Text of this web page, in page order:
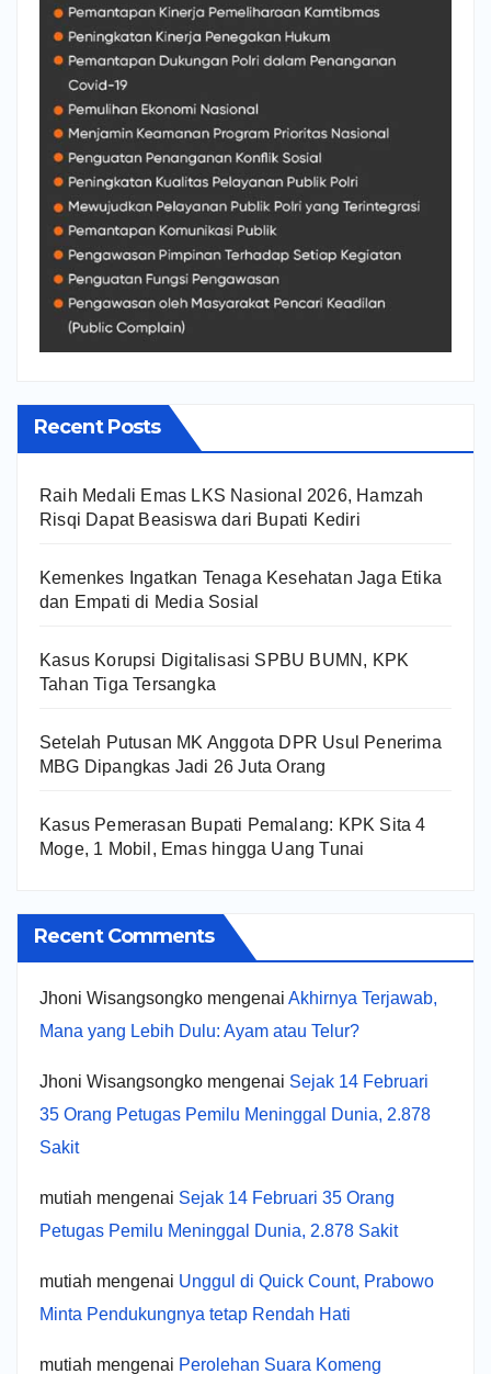
Recent Posts
Raih Medali Emas LKS Nasional 2026, Hamzah
Risqi Dapat Beasiswa dari Bupati Kediri
Kemenkes Ingatkan Tenaga Kesehatan Jaga Etika
dan Empati di Media Sosial
Kasus Korupsi Digitalisasi SPBU BUMN, KPK
Tahan Tiga Tersangka
Setelah Putusan MK Anggota DPR Usul Penerima
MBG Dipangkas Jadi 26 Juta Orang
Kasus Pemerasan Bupati Pemalang: KPK Sita 4
Moge, 1 Mobil, Emas hingga Uang Tunai
Recent Comments
Jhoni Wisangsongko mengenai Akhirnya Terjawab,
Mana yang Lebih Dulu: Ayam atau Telur?
Jhoni Wisangsongko mengenai Sejak 14 Februari
35 Orang Petugas Pemilu Meninggal Dunia, 2.878
Sakit
mutiah mengenai Sejak 14 Februari 35 Orang
Petugas Pemilu Meninggal Dunia, 2.878 Sakit
mutiah mengenai Unggul di Quick Count, Prabowo
Minta Pendukungnya tetap Rendah Hati
mutiah mengenai Perolehan Suara Komeng